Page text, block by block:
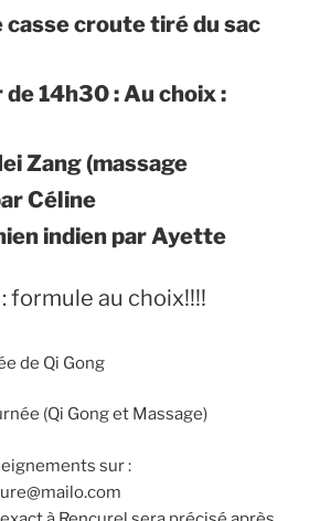
casse croute tiré du sac
14h30 : Au choix :
Zang (massage
Céline
indien par Ayette
formule au choix!!!!
de Qi Gong
(Qi Gong et Massage)
sur :